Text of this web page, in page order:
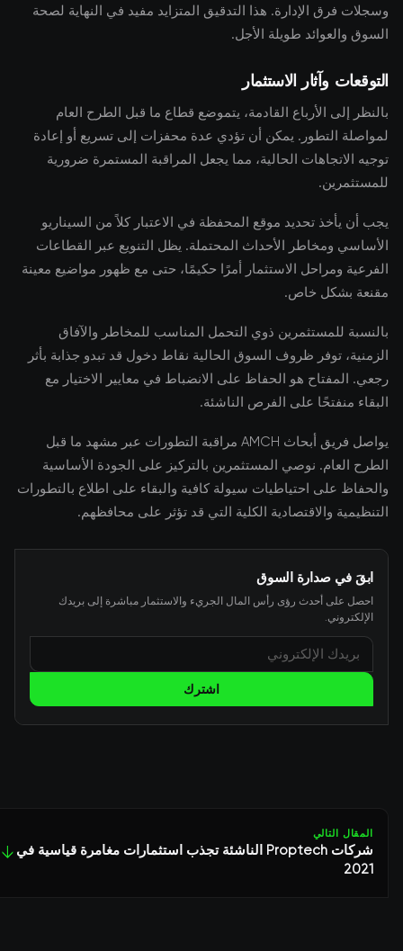
وسجلات فرق الإدارة. هذا التدقيق المتزايد مفيد في النهاية لصحة
السوق والعوائد طويلة الأجل.
التوقعات وآثار الاستثمار
بالنظر إلى الأرباع القادمة، يتموضع قطاع ما قبل الطرح العام
لمواصلة التطور. يمكن أن تؤدي عدة محفزات إلى تسريع أو إعادة
توجيه الاتجاهات الحالية، مما يجعل المراقبة المستمرة ضرورية
للمستثمرين.
يجب أن يأخذ تحديد موقع المحفظة في الاعتبار كلاً من السيناريو
الأساسي ومخاطر الأحداث المحتملة. يظل التنويع عبر القطاعات
الفرعية ومراحل الاستثمار أمرًا حكيمًا، حتى مع ظهور مواضيع معينة
مقنعة بشكل خاص.
بالنسبة للمستثمرين ذوي التحمل المناسب للمخاطر والآفاق
الزمنية، توفر ظروف السوق الحالية نقاط دخول قد تبدو جذابة بأثر
رجعي. المفتاح هو الحفاظ على الانضباط في معايير الاختيار مع
البقاء منفتحًا على الفرص الناشئة.
يواصل فريق أبحاث AMCH مراقبة التطورات عبر مشهد ما قبل
الطرح العام. نوصي المستثمرين بالتركيز على الجودة الأساسية
والحفاظ على احتياطيات سيولة كافية والبقاء على اطلاع بالتطورات
التنظيمية والاقتصادية الكلية التي قد تؤثر على محافظهم.
ابقَ في صدارة السوق
احصل على أحدث رؤى رأس المال الجريء والاستثمار مباشرة إلى بريدك
الإلكتروني.
اشترك
المقال التالي
شركات Proptech الناشئة تجذب استثمارات مغامرة قياسية في
2021
↓